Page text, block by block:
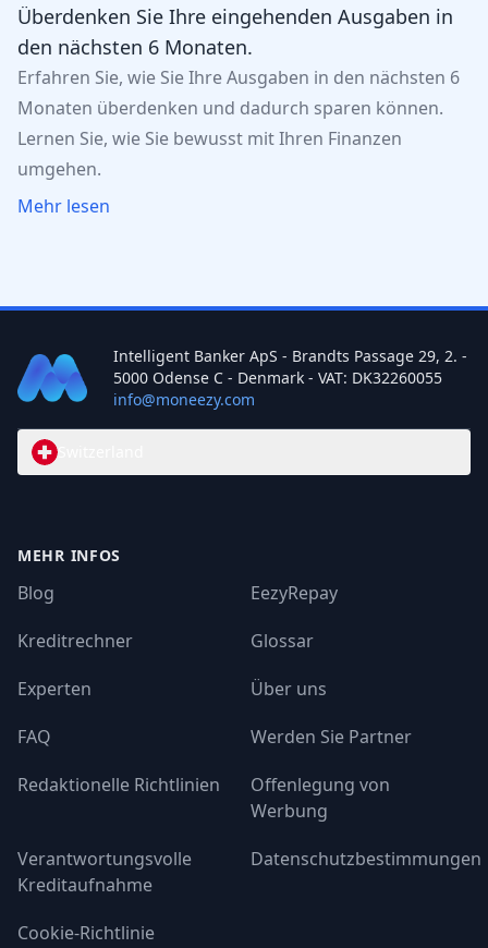
Überdenken Sie Ihre eingehenden Ausgaben in
den nächsten 6 Monaten.
Erfahren Sie, wie Sie Ihre Ausgaben in den nächsten 6
Monaten überdenken und dadurch sparen können.
Lernen Sie, wie Sie bewusst mit Ihren Finanzen
umgehen.
Mehr lesen
Intelligent Banker ApS - Brandts Passage 29, 2. -
5000 Odense C - Denmark - VAT: DK32260055
info@moneezy.com
MEHR INFOS
Blog
EezyRepay
Kreditrechner
Glossar
Experten
Über uns
FAQ
Werden Sie Partner
Redaktionelle Richtlinien
Offenlegung von
Werbung
Verantwortungsvolle
Kreditaufnahme
Datenschutzbestimmungen
Cookie-Richtlinie